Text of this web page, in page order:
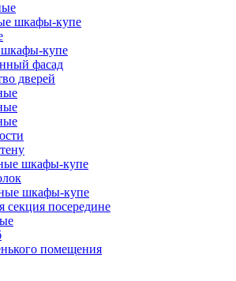
шкафы-купе
купе
фасад
дверей
шкафы-купе
шкафы-купе
секция посередине
помещения